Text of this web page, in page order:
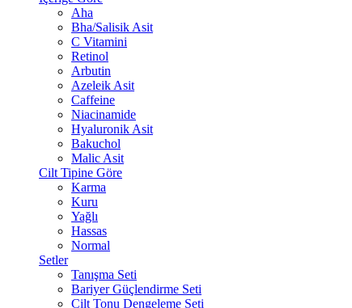
Aha
Bha/Salisik Asit
C Vitamini
Retinol
Arbutin
Azeleik Asit
Caffeine
Niacinamide
Hyaluronik Asit
Bakuchol
Malic Asit
Cilt Tipine Göre
Karma
Kuru
Yağlı
Hassas
Normal
Setler
Tanışma Seti
Bariyer Güçlendirme Seti
Cilt Tonu Dengeleme Seti